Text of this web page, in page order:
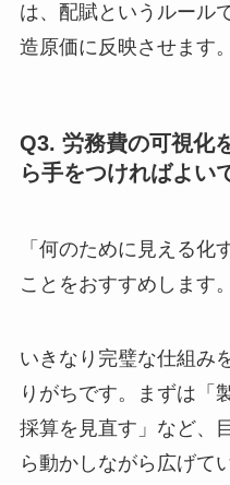
は、配賦というルール
造原価に反映させます。
Q3. 労務費の可視化
ら手をつければよい
「何のために見える化
ことをおすすめします。
いきなり完璧な仕組み
りがちです。まずは「
採算を見直す」など、
ら動かしながら広げて